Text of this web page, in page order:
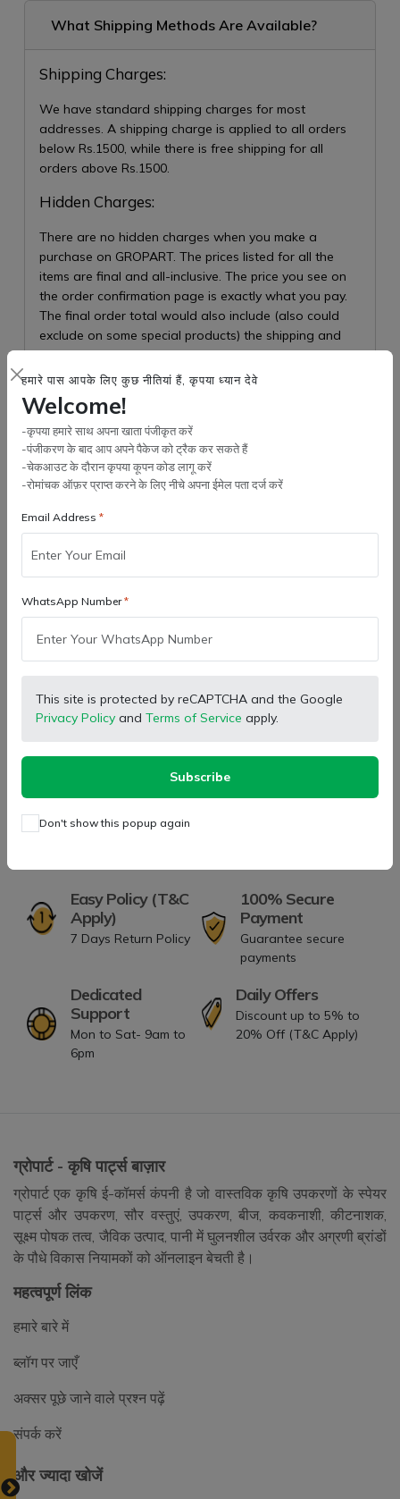
हमारे पास आपके लिए कुछ नीतियां हैं, कृपया ध्यान देवे
Welcome!
-कृपया हमारे साथ अपना खाता पंजीकृत करें
-पंजीकरण के बाद आप अपने पैकेज को ट्रैक कर सकते हैं
-चेकआउट के दौरान कृपया कूपन कोड लागू करें
-रोमांचक ऑफ़र प्राप्त करने के लिए नीचे अपना ईमेल पता दर्ज करें
Email Address
WhatsApp Number
This site is protected by reCAPTCHA and the Google
Privacy Policy and Terms of Service apply.
Subscribe
Don't show this popup again
What Shipping Methods Are Available?
Shipping Charges:
We have standard shipping charges for most
addresses. A shipping charge is applied to all orders
below Rs.1500, while there is free shipping for all
orders above Rs.1500.
Hidden Charges:
There are no hidden charges when you make a
purchase on GROPART. The prices listed for all the
items are final and all-inclusive. The price you see on
the order confirmation page is exactly what you pay.
The final order total would also include (also could
exclude on some special products) the shipping and
handling charges as applicable.
Modify Address:
You can modify the shipping address only with in 1-2
hrs of placing the order because once dispatched it
will be difficult for us to change the address.
Delivery Charges:
Delivery charge varies with each Seller. Some
product's delivery charges already included in product
charge separately.
How Long Will It Take To Get My Package?
Easy Policy (T&C
Apply)
7 Days Return Policy
100% Secure
Payment
Guarantee secure
payments
Dedicated
Support
Mon to Sat- 9am to
6pm
Daily Offers
Discount up to 5% to
20% Off (T&C Apply)
ग्रोपार्ट - कृषि पार्ट्स बाज़ार
ग्रोपार्ट एक कृषि ई-कॉमर्स कंपनी है जो वास्तविक कृषि उपकरणों के स्पेयर
पार्ट्स और उपकरण, सौर वस्तुएं, उपकरण, बीज, कवकनाशी, कीटनाशक,
सूक्ष्म पोषक तत्व, जैविक उत्पाद, पानी में घुलनशील उर्वरक और अग्रणी ब्रांडों
के पौधे विकास नियामकों को ऑनलाइन बेचती है।
महत्वपूर्ण लिंक
हमारे बारे में
ब्लॉग पर जाएँ
अक्सर पूछे जाने वाले प्रश्न पढ़ें
संपर्क करें
और ज्यादा खोजें